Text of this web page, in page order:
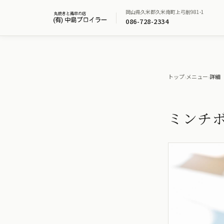
岡山県久米郡久米南町上弓削981-1
086-728-2334
トップ›メニュー›詳細
ミンチ